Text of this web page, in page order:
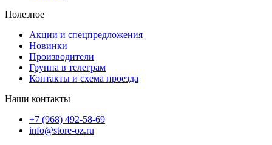
Полезное
Акции и спецпредложения
Новинки
Производители
Группа в телеграм
Контакты и схема проезда
Наши контакты
+7 (968) 492-58-69
info@store-oz.ru